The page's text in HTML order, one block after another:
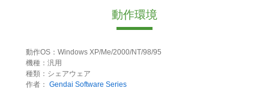
動作環境
動作OS：Windows XP/Me/2000/NT/98/95
機種：汎用
種類：シェアウェア
作者： Gendai Software Series